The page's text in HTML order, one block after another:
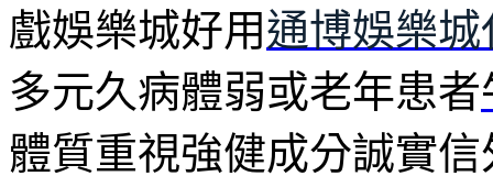
戲娛樂城好用通博娛樂城
多元久病體弱或老年患者
體質重視強健成分誠實